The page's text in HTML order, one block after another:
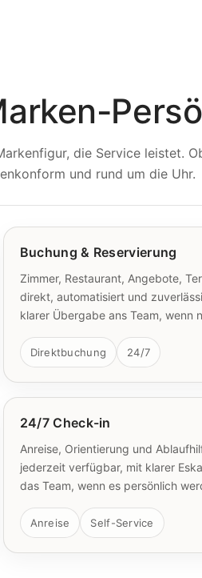
die Service leistet.
und rund um die Uhr.
Buchung & Reservierung
Zimmer, Restaurant, Angebote,
direkt, automatisiert und
klarer Übergabe ans Team, wenn
Direktbuchung 24/7
24/7 Check-in
Anreise, Orientierung und
jederzeit verfügbar, mit klarer
das Team, wenn es persönlich
Anreise Self-Service